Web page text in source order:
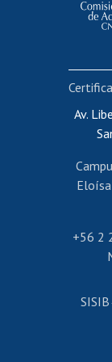
Av.
+56 2
SISIB